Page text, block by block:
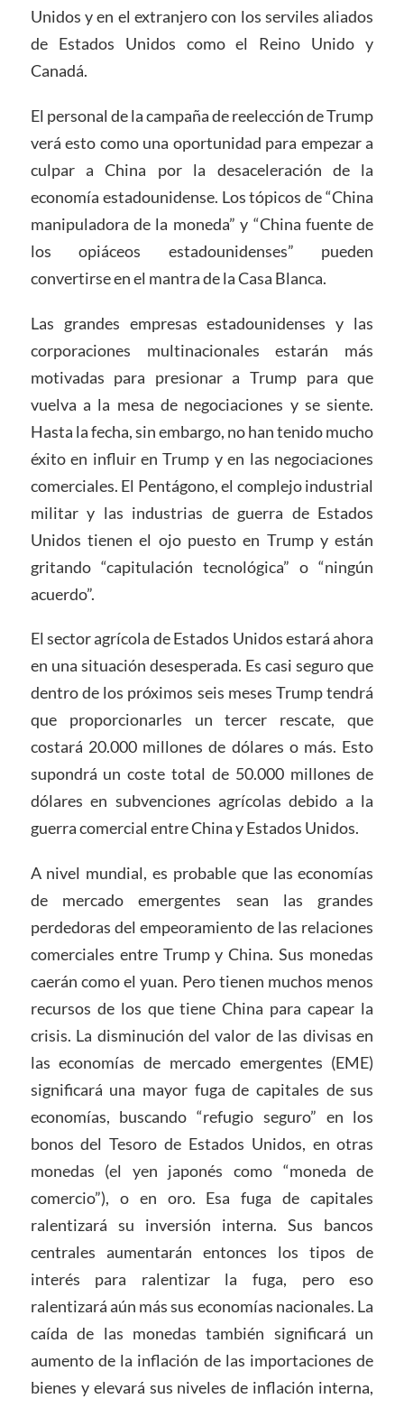
Unidos y en el extranjero con los serviles aliados
de Estados Unidos como el Reino Unido y
Canadá.
El personal de la campaña de reelección de Trump
verá esto como una oportunidad para empezar a
culpar a China por la desaceleración de la
economía estadounidense. Los tópicos de “China
manipuladora de la moneda” y “China fuente de
los opiáceos estadounidenses” pueden
convertirse en el mantra de la Casa Blanca.
Las grandes empresas estadounidenses y las
corporaciones multinacionales estarán más
motivadas para presionar a Trump para que
vuelva a la mesa de negociaciones y se siente.
Hasta la fecha, sin embargo, no han tenido mucho
éxito en influir en Trump y en las negociaciones
comerciales. El Pentágono, el complejo industrial
militar y las industrias de guerra de Estados
Unidos tienen el ojo puesto en Trump y están
gritando “capitulación tecnológica” o “ningún
acuerdo”.
El sector agrícola de Estados Unidos estará ahora
en una situación desesperada. Es casi seguro que
dentro de los próximos seis meses Trump tendrá
que proporcionarles un tercer rescate, que
costará 20.000 millones de dólares o más. Esto
supondrá un coste total de 50.000 millones de
dólares en subvenciones agrícolas debido a la
guerra comercial entre China y Estados Unidos.
A nivel mundial, es probable que las economías
de mercado emergentes sean las grandes
perdedoras del empeoramiento de las relaciones
comerciales entre Trump y China. Sus monedas
caerán como el yuan. Pero tienen muchos menos
recursos de los que tiene China para capear la
crisis. La disminución del valor de las divisas en
las economías de mercado emergentes (EME)
significará una mayor fuga de capitales de sus
economías, buscando “refugio seguro” en los
bonos del Tesoro de Estados Unidos, en otras
monedas (el yen japonés como “moneda de
comercio”), o en oro. Esa fuga de capitales
ralentizará su inversión interna. Sus bancos
centrales aumentarán entonces los tipos de
interés para ralentizar la fuga, pero eso
ralentizará aún más sus economías nacionales. La
caída de las monedas también significará un
aumento de la inflación de las importaciones de
bienes y elevará sus niveles de inflación interna,